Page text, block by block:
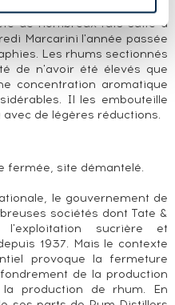
de Caroni font
de nombreux fûts suite à
Marcarini l'année passée
Les rhums sectionnés
de n'avoir été élevés que
concentration aromatique
Il les embouteille
de légères réductions.
fermée, site démantelé.
le gouvernement de
sociétés dont Tate &
sucrière et
1937. Mais le contexte
provoque la fermeture
de la production
production de rhum. En